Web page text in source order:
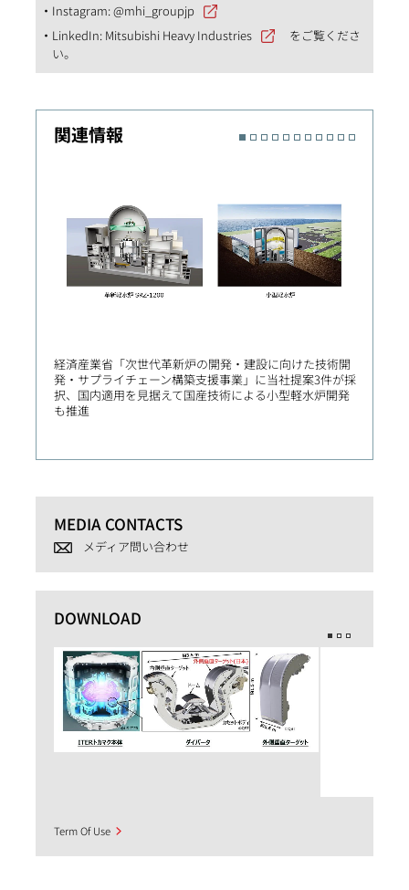
Instagram:@mhi_groupjp
LinkedIn: Mitsubishi Heavy Industries
をご覧くださ
い。
関連情報
経済産業省「次世代革新炉の開発・建設に向けた技術開
発・サプライチェーン構築支援事業」に当社提案3件が採
択、国内適用を見据えて国産技術による小型軽水炉開発
も推進
MEDIA CONTACTS
メディア問い合わせ
DOWNLOAD
Term Of Use